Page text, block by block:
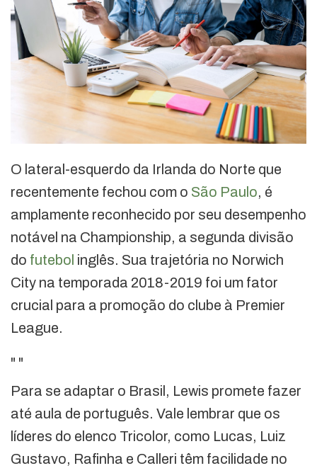
O lateral-esquerdo da Irlanda do Norte que
recentemente fechou com o São Paulo, é
amplamente reconhecido por seu desempenho
notável na Championship, a segunda divisão
do futebol inglês. Sua trajetória no Norwich
City na temporada 2018-2019 foi um fator
crucial para a promoção do clube à Premier
League.
" "
Para se adaptar o Brasil, Lewis promete fazer
até aula de português. Vale lembrar que os
líderes do elenco Tricolor, como Lucas, Luiz
Gustavo, Rafinha e Calleri têm facilidade no